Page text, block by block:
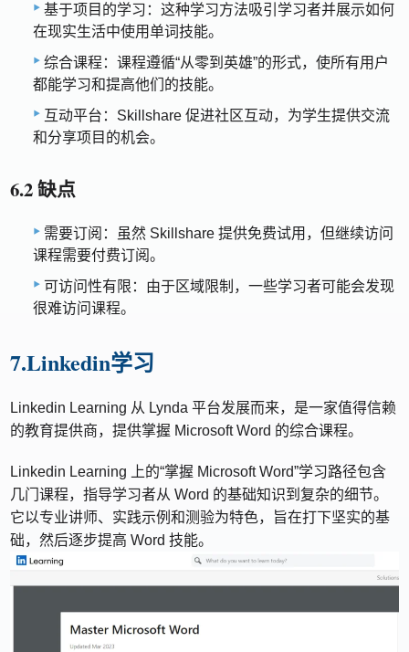
基于项目的学习：这种学习方法吸引学习者并展示如何
在现实生活中使用单词技能。
综合课程：课程遵循“从零到英雄”的形式，使所有用户
都能学习和提高他们的技能。
互动平台：Skillshare 促进社区互动，为学生提供交流
和分享项目的机会。
6.2 缺点
需要订阅：虽然 Skillshare 提供免费试用，但继续访问
课程需要付费订阅。
可访问性有限：由于区域限制，一些学习者可能会发现
很难访问课程。
7.Linkedin学习
Linkedin Learning 从 Lynda 平台发展而来，是一家值得信赖
的教育提供商，提供掌握 Microsoft Word 的综合课程。
Linkedin Learning 上的“掌握 Microsoft Word”学习路径包含
几门课程，指导学习者从 Word 的基础知识到复杂的细节。
它以专业讲师、实践示例和测验为特色，旨在打下坚实的基
础，然后逐步提高 Word 技能。